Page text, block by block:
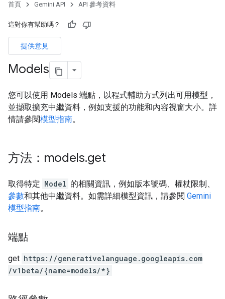
首頁 Gemini API API 參考資料
這對你有幫助嗎？
提供意見
Models
您可以使用 Models 端點，以程式輔助方式列出可用模型，
並擷取擴充中繼資料，例如支援的功能和內容視窗大小。詳
情請參閱模型指南。
方法：models.get
取得特定 Model 的相關資訊，例如版本號碼、權杖限制、
參數和其他中繼資料。如需詳細模型資訊，請參閱 Gemini
模型指南。
端點
get https: / /generativelanguage.googleapis.com
/v1beta/{name=models/*}